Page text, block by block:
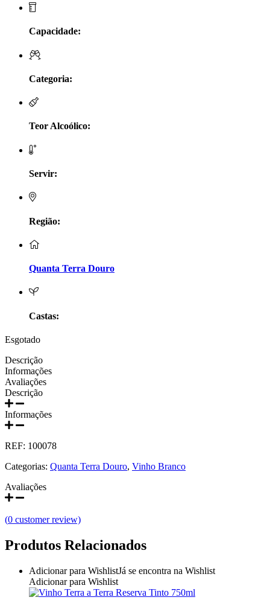
Marcio Em Campo - Tejo
Prats e Symington Family
Quinta de Macedos - Douro
Quinta do Casal Branco Tejo
Quinta do Couquinho
Quinta do Crasto
Capacidade:
Categoria:
Teor Alcoólico:
Servir:
Região:
Quanta Terra Douro
Castas:
Esgotado
Descrição
Informações
Avaliações
Descrição
Informações
REF: 100078
Categorias: Quanta Terra Douro, Vinho Branco
Avaliações
(0 customer review)
Produtos Relacionados
Adicionar para WishlistJá se encontra na Wishlist
Adicionar para Wishlist